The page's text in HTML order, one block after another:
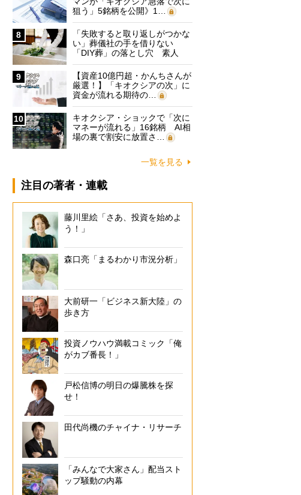
狙う」5銘柄を公開》1…
8
「失敗すると取り返しがつかな
い」葬儀社の手を借りない
「DIY葬」の落とし穴 素人
に…
9
【資産10億円超・かんちさんが
厳選！】「キオクシアの次」に
資金が流れる期待の…
10
キオクシア・ショックで「次に
マネーが流れる」16銘柄 AI相
場の裏で割安に放置さ…
一覧を見る
注目の著者・連載
藤川里絵「さあ、投資を始めよ
う！」
森口亮「まるわかり市況分析」
大前研一「ビジネス新大陸」の
歩き方
投資ノウハウ満載コミック「俺
がカブ番長！」
戸松信博の明日の爆騰株を探
せ！
田代尚機のチャイナ・リサーチ
「みんなで大家さん」配当スト
ップ騒動の内幕